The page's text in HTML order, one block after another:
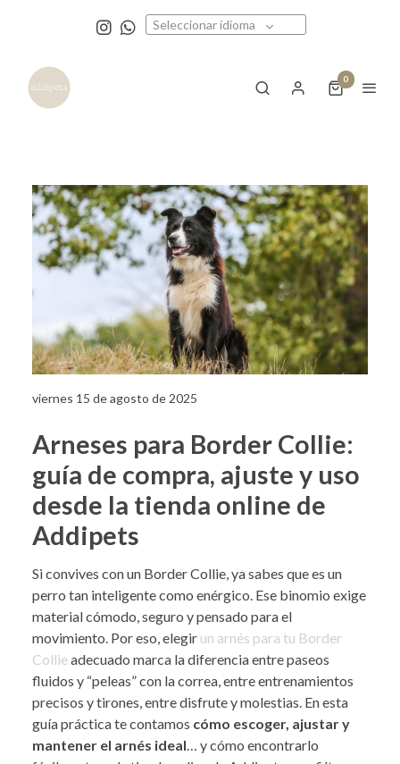
Seleccionar idioma
0
viernes 15 de agosto de 2025
Arneses para Border Collie:
guía de compra, ajuste y uso
desde la tienda online de
Addipets
Si convives con un Border Collie, ya sabes que es un
perro tan inteligente como enérgico. Ese binomio exige
material cómodo, seguro y pensado para el
movimiento. Por eso, elegir un arnés para tu Border
Collieadecuado marca la diferencia entre paseos
fluidos y “peleas” con la correa, entre entrenamientos
precisos y tirones, entre disfrute y molestias. En esta
guía práctica te contamos cómo escoger, ajustar y
mantener el arnés ideal… y cómo encontrarlo